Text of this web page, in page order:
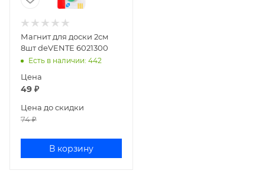
Магнит для доски 2см
8шт deVENTE 6021300
Есть в наличии: 442
Цена
49 ₽
Цена до скидки
74₽
В корзину